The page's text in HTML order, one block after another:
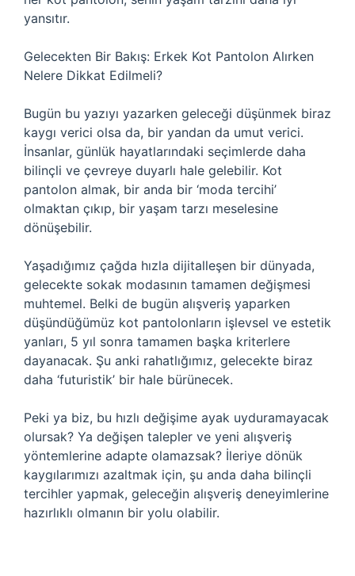
yansıtır.
Gelecekten Bir Bakış: Erkek Kot Pantolon Alırken
Nelere Dikkat Edilmeli?
Bugün bu yazıyı yazarken geleceği düşünmek biraz
kaygı verici olsa da, bir yandan da umut verici.
İnsanlar, günlük hayatlarındaki seçimlerde daha
bilinçli ve çevreye duyarlı hale gelebilir. Kot
pantolon almak, bir anda bir ‘moda tercihi’
olmaktan çıkıp, bir yaşam tarzı meselesine
dönüşebilir.
Yaşadığımız çağda hızla dijitalleşen bir dünyada,
gelecekte sokak modasının tamamen değişmesi
muhtemel. Belki de bugün alışveriş yaparken
düşündüğümüz kot pantolonların işlevsel ve estetik
yanları, 5 yıl sonra tamamen başka kriterlere
dayanacak. Şu anki rahatlığımız, gelecekte biraz
daha ‘futuristik’ bir hale bürünecek.
Peki ya biz, bu hızlı değişime ayak uyduramayacak
olursak? Ya değişen talepler ve yeni alışveriş
yöntemlerine adapte olamazsak? İleriye dönük
kaygılarımızı azaltmak için, şu anda daha bilinçli
tercihler yapmak, geleceğin alışveriş deneyimlerine
hazırlıklı olmanın bir yolu olabilir.